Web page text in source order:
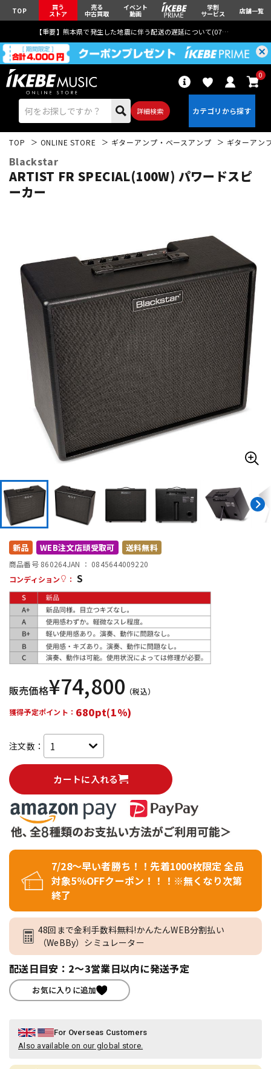
TOP 買う
ストア
売る
中古買取
イベント
動画
学割
サービス 店舗一覧
【重要】熊本県で発生した地震に伴う配送の遅延について(07月29日
詳細検索
0
ベース ウクレレ
ドラム パーカッション
キーボード 電子ピアノ
管楽器 その他楽器
アンプ エフェクター
DTM オンライン納品 レコーディング機器
配信/ライブ機器
中古 ヴィンテージ
TOP ONLINE STORE ギターアンプ・ベースアンプ ギターアン
Blackstar
ARTIST FR SPECIAL(100W) パワードスピ
ーカー
新品 WEB注文店頭受取可 送料無料
商品番号 860264JAN ： 0845644009220
コンディション
： S
販売価格¥74,800 （税込）
獲得予定ポイント： 680pt(1%)
注文数：
カートに入れる
7/28～早い者勝ち！！先着1000枚限定 全品
対象5％OFFクーポン！！！※無くなり次第
終了
48回まで金利手数料無料!かんたんWEB分割払い
（WeBBy）シミュレーター
配送日目安：2～3営業日以内に発送予定
お気に入りに追加
For Overseas Customers
Also available on our global store.